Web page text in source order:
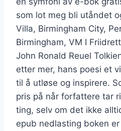
som lot meg bli utåndet
Villa, Birmingham City,
Birmingham, VM I
John Ronald Reuel
etter mer, hans poesi et
til å utløse og inspirere.
pris på når forfattere tar
ting, selv om det ikke
epub nedlasting boken